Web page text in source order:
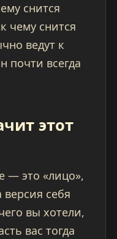
снится
снится
ведут к
почти всегда
этот
— это «лицо»,
себя
вы хотели,
вас тогда